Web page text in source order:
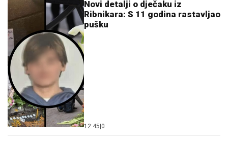
Novi detalji o d‌ječaku iz
Ribnikara: S 11 godina rastavljao
pušku
12:45 0